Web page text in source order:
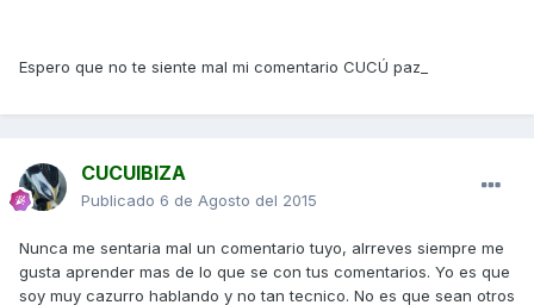
Espero que no te siente mal mi comentario CUCÚ paz_
CUCUIBIZA
Publicado 6 de Agosto del 2015
Nunca me sentaria mal un comentario tuyo, alrreves siempre me
gusta aprender mas de lo que se con tus comentarios. Yo es que
soy muy cazurro hablando y no tan tecnico. No es que sean otros